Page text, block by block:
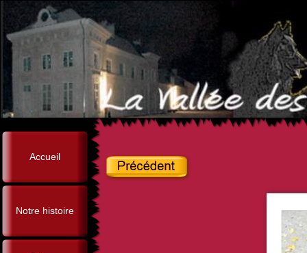
Accueil
Notre histoire